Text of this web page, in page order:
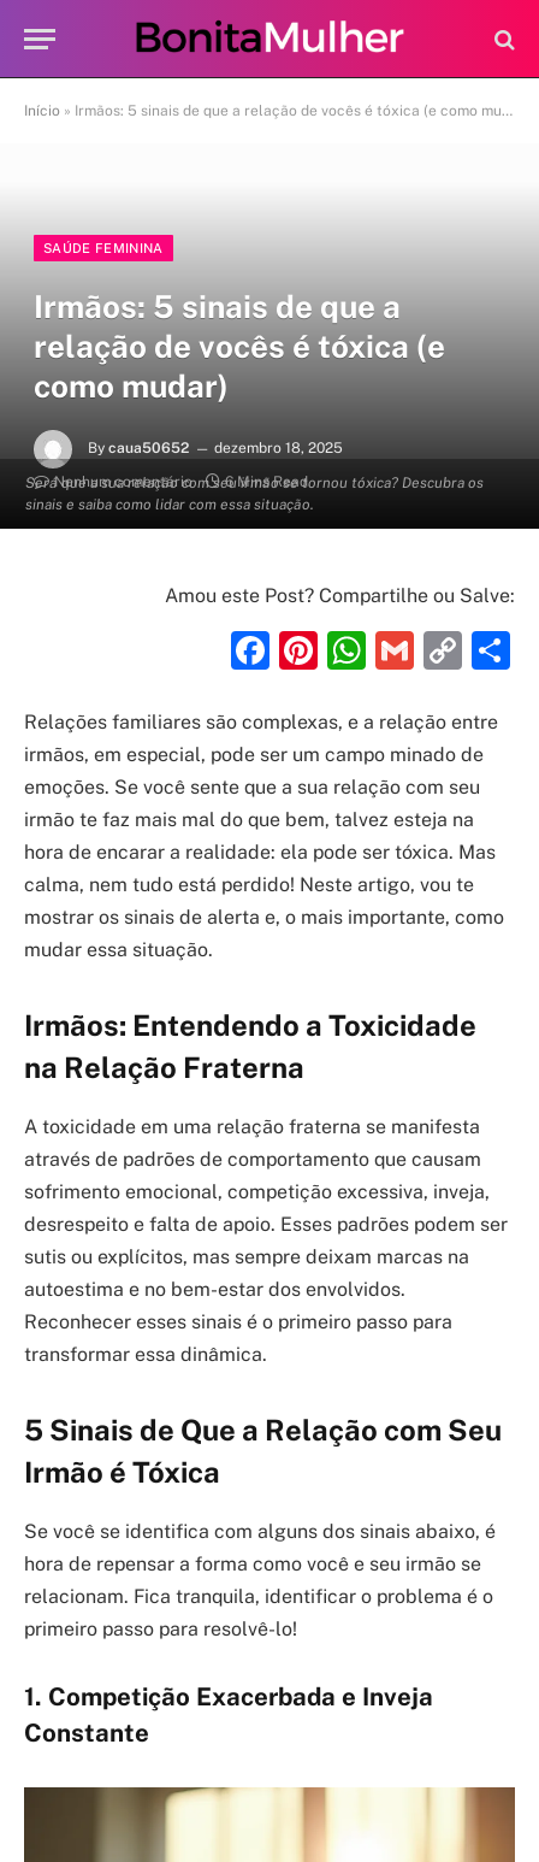
Início » Irmãos: 5 sinais de que a relação de vocês é tóxica (e como mudar)
Será que a sua relação com seu irmão se tornou tóxica? Descubra os
sinais e saiba como lidar com essa situação.
SAÚDE FEMININA
Irmãos: 5 sinais de que a
relação de vocês é tóxica (e
como mudar)
By caua50652
dezembro 18, 2025
Nenhum comentário
6 Mins Read
Amou este Post? Compartilhe ou Salve:
Facebook
Pinterest
Gmail
Relações familiares são complexas, e a relação entre
irmãos, em especial, pode ser um campo minado de
emoções. Se você sente que a sua relação com seu
irmão te faz mais mal do que bem, talvez esteja na
hora de encarar a realidade: ela pode ser tóxica. Mas
calma, nem tudo está perdido! Neste artigo, vou te
mostrar os sinais de alerta e, o mais importante, como
mudar essa situação.
Irmãos: Entendendo a Toxicidade
na Relação Fraterna
A toxicidade em uma relação fraterna se manifesta
através de padrões de comportamento que causam
sofrimento emocional, competição excessiva, inveja,
desrespeito e falta de apoio. Esses padrões podem ser
sutis ou explícitos, mas sempre deixam marcas na
autoestima e no bem-estar dos envolvidos.
Reconhecer esses sinais é o primeiro passo para
transformar essa dinâmica.
5 Sinais de Que a Relação com Seu
Irmão é Tóxica
Se você se identifica com alguns dos sinais abaixo, é
hora de repensar a forma como você e seu irmão se
relacionam. Fica tranquila, identificar o problema é o
primeiro passo para resolvê-lo!
1. Competição Exacerbada e Inveja
Constante